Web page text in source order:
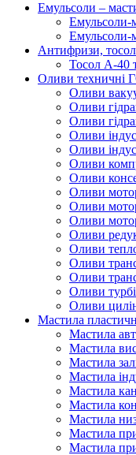
Емульсоли –
Емульсоли-
Емульсоли-
Антифризи,
Тосол А-40
Оливи техничні
Оливи
Оливи
Оливи
Оливи
Оливи
Оливи
Оливи
Оливи
Оливи
Оливи
Оливи
Оливи
Оливи
Оливи
Оливи
Оливи
Мастила
Мастила
Мастила
Мастила
Мастила
Мастила
Мастила
Мастила
Мастила
Мастила